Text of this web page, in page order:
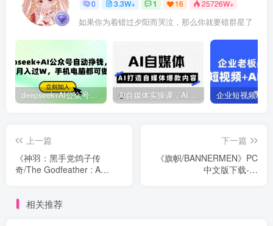
0 3.3W+ 1 16 25726W+
如果你为着错过夕阳而哭泣，那么你就要错群星了
deepseek+AI公众号自动挣钱，轻松月入过W，手机电脑都可做 Ai自媒体实操课，AI打造自媒体爆款内容
上一篇
《神羽：黑手党鸽子传
奇/The Godfeather : A
下一篇
《旗帜/BANNERMEN》PC
中文版下载-含
相关推荐